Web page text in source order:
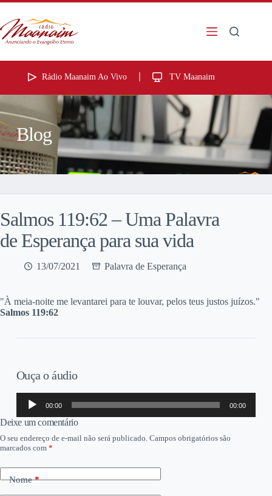
Rádio Maanaim Ao Vivo TV Maanaim
Blog
Salmos 119:62 – Uma Palavra
de Esperança para sua vida
13/07/2021 Palavra de Esperança
"À meia-noite me levantarei para te louvar, pelos teus justos juízos."
Salmos 119:62
Ouça o áudio
Tocador
áudio
00:00 00:00
Deixe um comentário
O seu endereço de e-mail não será publicado. Campos obrigatórios são
marcados com *
Nome*